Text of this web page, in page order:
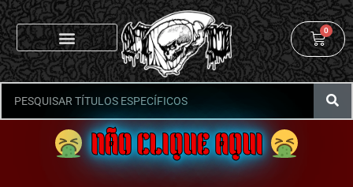
0
NÃO CLIQUE AQUI